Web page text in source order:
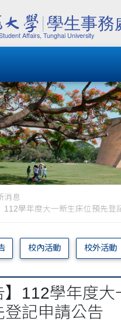
消息
112學年度大一新生床位預先登
校內活動 校外活動
】112學年度
登記申請公告